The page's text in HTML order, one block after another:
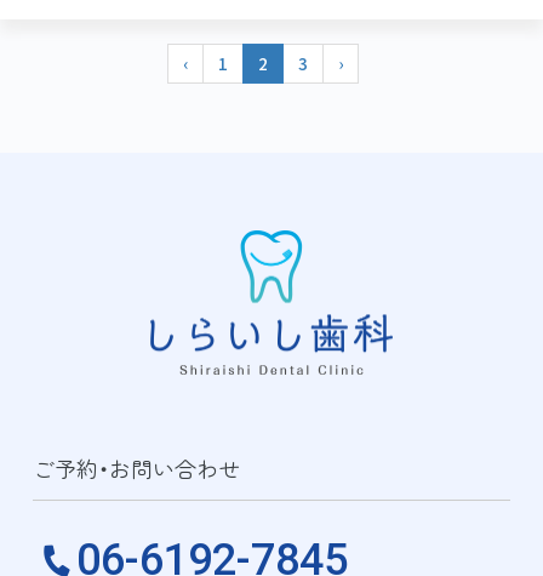
‹ 1 2 3 ›
ご予約・お問い合わせ
06-6192-7845